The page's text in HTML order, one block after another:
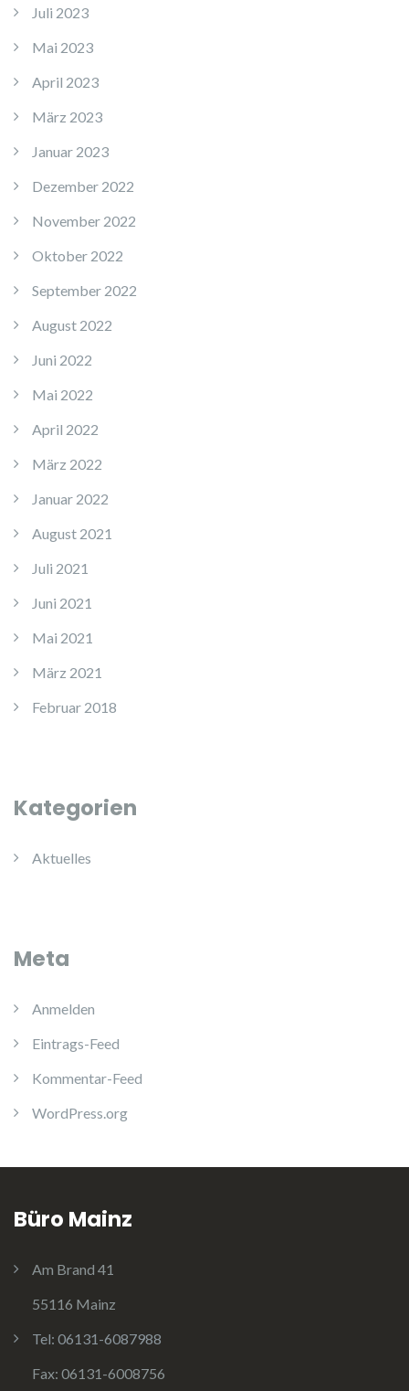
Juli 2023
Mai 2023
April 2023
März 2023
Januar 2023
Dezember 2022
November 2022
Oktober 2022
September 2022
August 2022
Juni 2022
Mai 2022
April 2022
März 2022
Januar 2022
August 2021
Juli 2021
Juni 2021
Mai 2021
März 2021
Februar 2018
Kategorien
Aktuelles
Meta
Anmelden
Eintrags-Feed
Kommentar-Feed
WordPress.org
Büro Mainz
Am Brand 41
55116 Mainz
Tel: 06131-6087988
Fax: 06131-6008756